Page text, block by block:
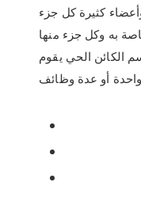
كثيرة كل جزء
به وكل جزء منها
الكائن الحي يقوم